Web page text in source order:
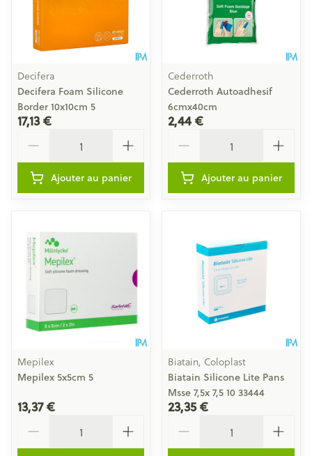
Decifera
Decifera Foam Silicone
Border 10x10cm 5
17,13 €
Ajouter au panier
Cederroth
Cederroth Autoadhesif
6cmx40cm
2,44 €
Ajouter au panier
Mepilex
Mepilex 5x5cm 5
13,37 €
Biatain, Coloplast
Biatain Silicone Lite Pans
Msse 7,5x 7,5 10 33444
23,35 €